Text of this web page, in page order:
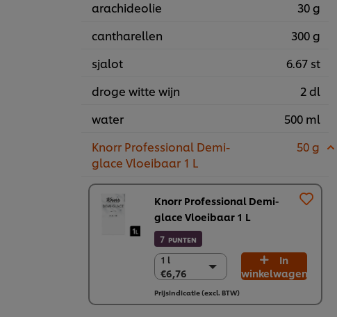
arachideolie
30 g
cantharellen
300 g
sjalot
6.67 st
droge witte wijn
2 dl
water
500 ml
Knorr Professional Demi-
glace Vloeibaar 1 L
50 g
Knorr Professional Demi-
glace Vloeibaar 1 L
7 PUNTEN
1 l
€6,76
1 l
€6,76
6 x 1 l
€40,58
In
winkelwagen
Prijsindicatie (excl. BTW)